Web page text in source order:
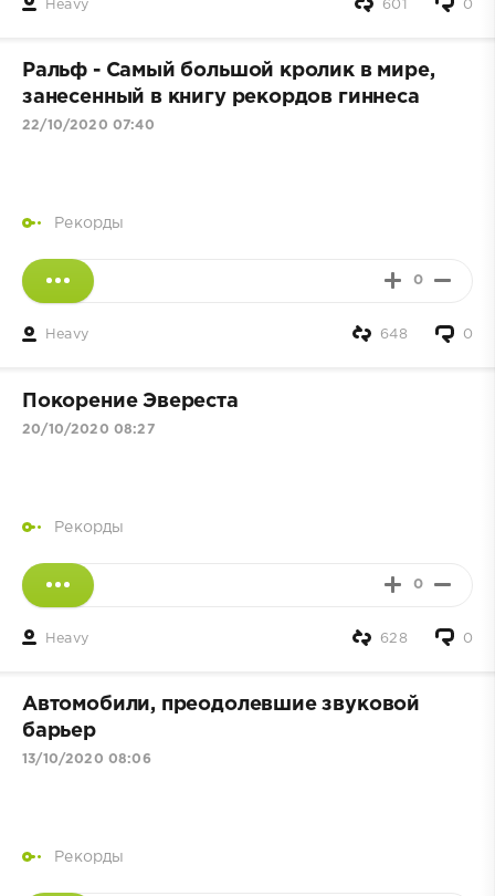
Heavy 0
601
Ральф - Самый большой кролик в мире,
занесенный в книгу рекордов гиннеса
22/10/2020 07:40
Рекорды
0
Heavy 0
648
Покорение Эвереста
20/10/2020 08:27
Рекорды
0
Heavy 0
628
Автомобили, преодолевшие звуковой
барьер
13/10/2020 08:06
Рекорды